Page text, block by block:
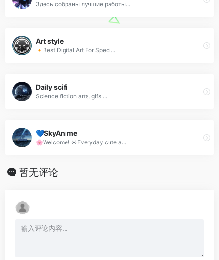
Здесь собраны лучшие работы...
Art style
🔸Best Digital Art For Speci...
Daily scifi
Science fiction arts, gifs ...
💙SkyAnime
🌸Welcome! ☀️Everyday cute a...
暂无评论